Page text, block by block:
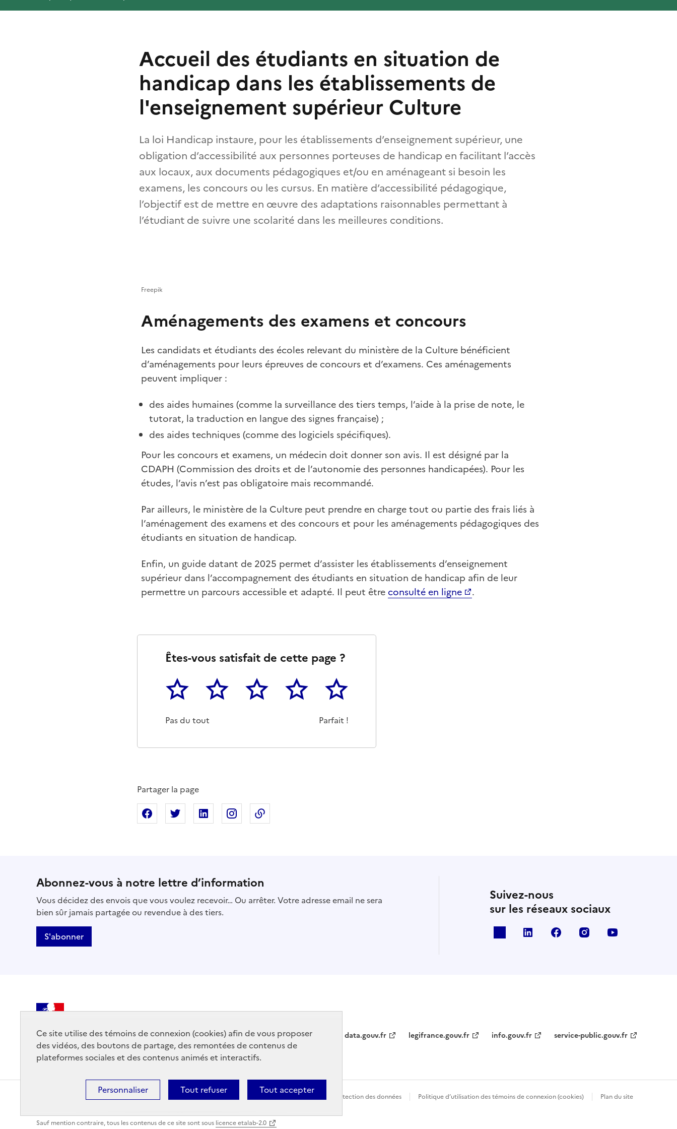
Ce site utilise des témoins de connexion (cookies) afin de vous proposer
des vidéos, des boutons de partage, des remontées de contenus de
plateformes sociales et des contenus animés et interactifs.
Tout accepter
Tout refuser
Personnaliser
Accueil des étudiants en situation de
handicap dans les établissements de
l'enseignement supérieur Culture
La loi Handicap instaure, pour les établissements d’enseignement supérieur, une
obligation d’accessibilité aux personnes porteuses de handicap en facilitant l’accès
aux locaux, aux documents pédagogiques et/ou en aménageant si besoin les
examens, les concours ou les cursus. En matière d’accessibilité pédagogique,
l’objectif est de mettre en œuvre des adaptations raisonnables permettant à
l’étudiant de suivre une scolarité dans les meilleures conditions.
Freepik
Aménagements des examens et concours
Les candidats et étudiants des écoles relevant du ministère de la Culture bénéficient
d’aménagements pour leurs épreuves de concours et d’examens. Ces aménagements
peuvent impliquer :
des aides humaines (comme la surveillance des tiers temps, l’aide à la prise de note, le
tutorat, la traduction en langue des signes française) ;
des aides techniques (comme des logiciels spécifiques).
Pour les concours et examens, un médecin doit donner son avis. Il est désigné par la
CDAPH (Commission des droits et de l’autonomie des personnes handicapées). Pour les
études, l’avis n’est pas obligatoire mais recommandé.
Par ailleurs, le ministère de la Culture peut prendre en charge tout ou partie des frais liés à
l’aménagement des examens et des concours et pour les aménagements pédagogiques des
étudiants en situation de handicap.
Enfin, un guide datant de 2025 permet d’assister les établissements d’enseignement
supérieur dans l’accompagnement des étudiants en situation de handicap afin de leur
permettre un parcours accessible et adapté. Il peut êtreconsulté en ligne .
Êtes-vous satisfait de cette page ?
1
Pas du tout
2 3 4 5
Parfait !
Partager la page
Partager sur Facebook
Partager sur XPartager sur Linkedin
Partager sur Instagram
Abonnez-vous à notre lettre d’information
Vous décidez des envois que vous voulez recevoir… Ou arrêter. Votre adresse email ne sera
bien sûr jamais partagée ou revendue à des tiers.
S'abonner
Suivez-nous
sur les réseaux sociaux
linkedin facebook instagram
DE LA CULTURE data.gouv.fr legifrance.gouv.fr info.gouv.fr service-public.gouv.fr
Politique générale de protection des données Politique d’utilisation des témoins de connexion (cookies) Plan du site
Sauf mention contraire, tous les contenus de ce site sont sous licence etalab-2.0